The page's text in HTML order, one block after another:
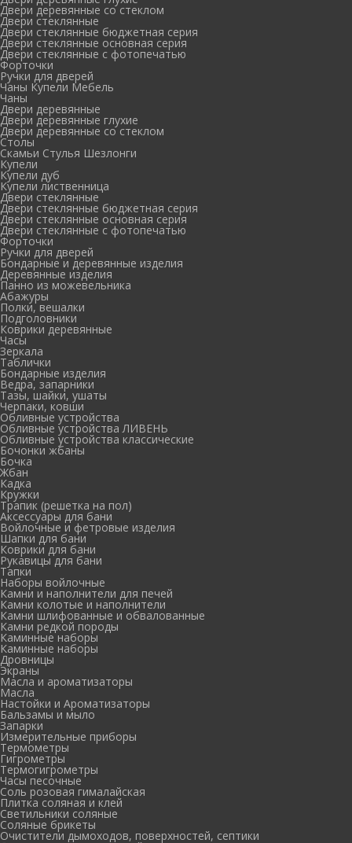
Двери деревянные со стеклом
Двери стеклянные
Двери стеклянные бюджетная серия
Двери стеклянные основная серия
Двери стеклянные с фотопечатью
Форточки
Ручки для дверей
Чаны Купели Мебель
Чаны
Двери деревянные
Двери деревянные глухие
Двери деревянные со стеклом
Столы
Скамьи Стулья Шезлонги
Купели
Купели дуб
Купели лиственница
Двери стеклянные
Двери стеклянные бюджетная серия
Двери стеклянные основная серия
Двери стеклянные с фотопечатью
Форточки
Ручки для дверей
Бондарные и деревянные изделия
Деревянные изделия
Панно из можевельника
Абажуры
Полки, вешалки
Подголовники
Коврики деревянные
Часы
Зеркала
Таблички
Бондарные изделия
Ведра, запарники
Тазы, шайки, ушаты
Черпаки, ковши
Обливные устройства
Обливные устройства ЛИВЕНЬ
Обливные устройства классические
Бочонки жбаны
Бочка
Жбан
Кадка
Кружки
Трапик (решетка на пол)
Аксессуары для бани
Войлочные и фетровые изделия
Шапки для бани
Коврики для бани
Рукавицы для бани
Тапки
Наборы войлочные
Камни и наполнители для печей
Камни колотые и наполнители
Камни шлифованные и обвалованные
Камни редкой породы
Каминные наборы
Каминные наборы
Дровницы
Экраны
Масла и ароматизаторы
Масла
Настойки и Ароматизаторы
Бальзамы и мыло
Запарки
Измерительные приборы
Термометры
Гигрометры
Термогигрометры
Часы песочные
Соль розовая гималайская
Плитка соляная и клей
Светильники соляные
Соляные брикеты
Очистители дымоходов, поверхностей, септики